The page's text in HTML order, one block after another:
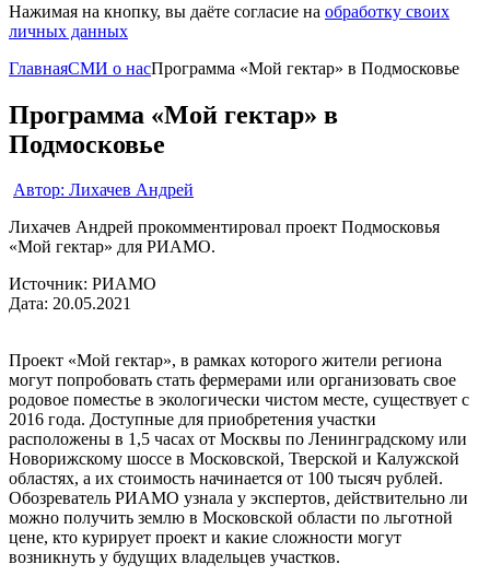
Нажимая на кнопку, вы даёте согласие на обработку своих
личных данных
ГлавнаяСМИ о насПрограмма «Мой гектар» в Подмосковье
Программа «Мой гектар» в
Подмосковье
Автор: Лихачев Андрей
Лихачев Андрей прокомментировал проект Подмосковья
«Мой гектар» для РИАМО.
Источник: РИАМО
Дата: 20.05.2021
Проект «Мой гектар», в рамках которого жители региона
могут попробовать стать фермерами или организовать свое
родовое поместье в экологически чистом месте, существует с
2016 года. Доступные для приобретения участки
расположены в 1,5 часах от Москвы по Ленинградскому или
Новорижскому шоссе в Московской, Тверской и Калужской
областях, а их стоимость начинается от 100 тысяч рублей.
Обозреватель РИАМО узнала у экспертов, действительно ли
можно получить землю в Московской области по льготной
цене, кто курирует проект и какие сложности могут
возникнуть у будущих владельцев участков.